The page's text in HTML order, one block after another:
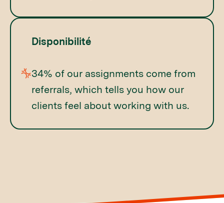
Disponibilité
34% of our assignments come from
referrals, which tells you how our
clients feel about working with us.